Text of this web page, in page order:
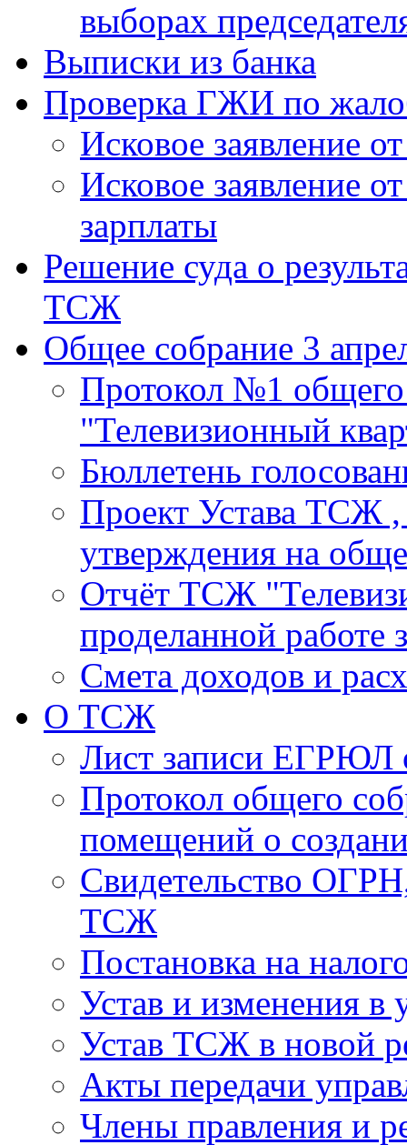
выборах
Выписки из банка
Проверка ГЖИ по
Исковое заявление
Исковое заявление
зарплаты
Решение суда о
ТСЖ
Общее собрание 3
Протокол №1
"Телевизионный
Бюллетень
Проект Устава ТСЖ
утверждения на
Отчёт ТСЖ
проделанной работе
Смета доходов и
О ТСЖ
Лист записи ЕГРЮЛ
Протокол общего
помещений о
Свидетельство
ТСЖ
Постановка на
Устав и изменения в
Устав ТСЖ в новой
Акты передачи
Члены правления и